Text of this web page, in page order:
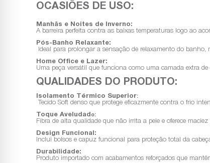
OCASIÕES DE USO:
Manhãs e Noites de Inverno:
A barreira perfeita contra as baixas temperaturas logo ao
Pós-Banho Relaxante:
Ideal para prolongar a sensação de relaxamento do banho,
Home Office e Lazer:
Uma peça versátil que funciona como uma camada extra
QUALIDADES DO PRODUTO:
Isolamento Térmico Superior:
Tecido Soft denso que protege eficazmente contra o frio
Toque Aveludad o:
Fibra de alta qualidade que não irrita a pele e oferece maciez
Design Funcional:
Inclui bolsos e capuz funcional para proteção total da
Durabilidade:
Produto importado com acabamentos reforçados que